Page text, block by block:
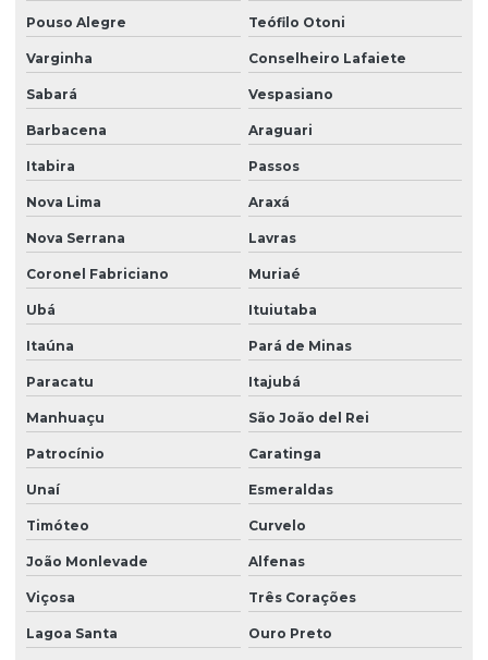
Movimentação de cargas laner
Painel elétrico para ponte rolante
Painel elétrico para talha
Peças para ponte rolante
Peças para ponte rolante swf
Peças para pontes rolantes de qualquer marca
Peças de reposição para pontes rolantes
Peças sobressalentes multimarcas
Peças sobressalentes para pontes rolantes
Peças para talha elétrica
Ponte rolante fabricante
Pontes rolante swf
Pontes rolante e talhas para ambientes perigosos
Projetos especiais em pontes rolantes
Projetos especiais em talhas elétricas
Radio controle para ponte rolante
Pouso Alegre Teófilo Otoni
Varginha Conselheiro Lafaiete
Sabará Vespasiano
Barbacena Araguari
Itabira Passos
Nova Lima Araxá
Nova Serrana Lavras
Coronel Fabriciano Muriaé
Ubá Ituiutaba
Itaúna Pará de Minas
Paracatu Itajubá
Manhuaçu São João del Rei
Patrocínio Caratinga
Unaí Esmeraldas
Timóteo Curvelo
João Monlevade Alfenas
Viçosa Três Corações
Lagoa Santa Ouro Preto